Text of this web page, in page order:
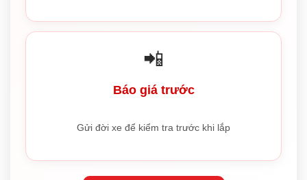
📲
Báo giá trước
Gửi đời xe để kiểm tra trước khi lắp